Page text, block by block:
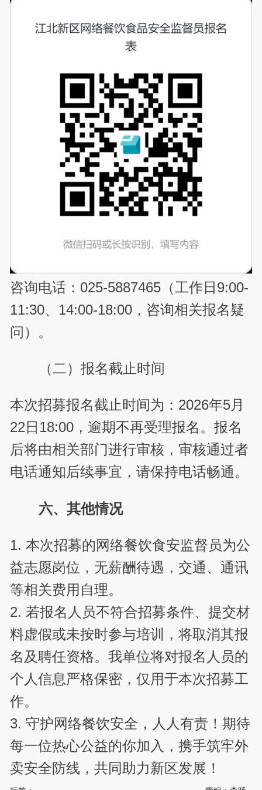
咨询电话：025-5887465（工作日9:00-
11:30、14:00-18:00，咨询相关报名疑
问）。
（二）报名截止时间
本次招募报名截止时间为：2026年5月
22日18:00，逾期不再受理报名。报名
后将由相关部门进行审核，审核通过者
电话通知后续事宜，请保持电话畅通。
六、其他情况
1. 本次招募的网络餐饮食安监督员为公
益志愿岗位，无薪酬待遇，交通、通讯
等相关费用自理。
2. 若报名人员不符合招募条件、提交材
料虚假或未按时参与培训，将取消其报
名及聘任资格。我单位将对报名人员的
个人信息严格保密，仅用于本次招募工
作。
3. 守护网络餐饮安全，人人有责！期待
每一位热心公益的你加入，携手筑牢外
卖安全防线，共同助力新区发展！